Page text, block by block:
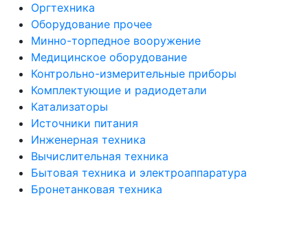
Оргтехника
Оборудование прочее
Минно-торпедное вооружение
Медицинское оборудование
Контрольно-измерительные приборы
Комплектующие и радиодетали
Катализаторы
Источники питания
Инженерная техника
Вычислительная техника
Бытовая техника и электроаппаратура
Бронетанковая техника